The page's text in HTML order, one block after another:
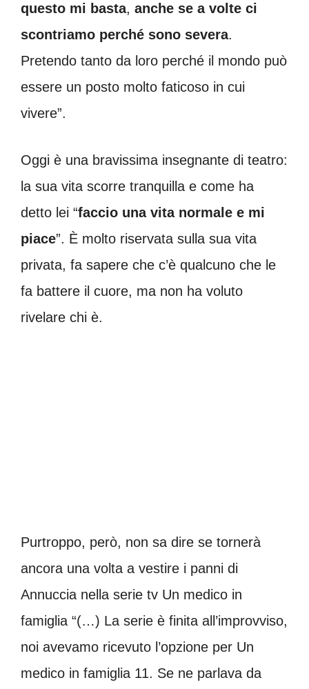
questo mi basta, anche se a volte ci
scontriamo perché sono severa.
Pretendo tanto da loro perché il mondo può
essere un posto molto faticoso in cui
vivere”.
Oggi è una bravissima insegnante di teatro:
la sua vita scorre tranquilla e come ha
detto lei “faccio una vita normale e mi
piace”. È molto riservata sulla sua vita
privata, fa sapere che c’è qualcuno che le
fa battere il cuore, ma non ha voluto
rivelare chi è.
Purtroppo, però, non sa dire se tornerà
ancora una volta a vestire i panni di
Annuccia nella serie tv Un medico in
famiglia “(…) La serie è finita all’improvviso,
noi avevamo ricevuto l’opzione per Un
medico in famiglia 11. Se ne parlava da